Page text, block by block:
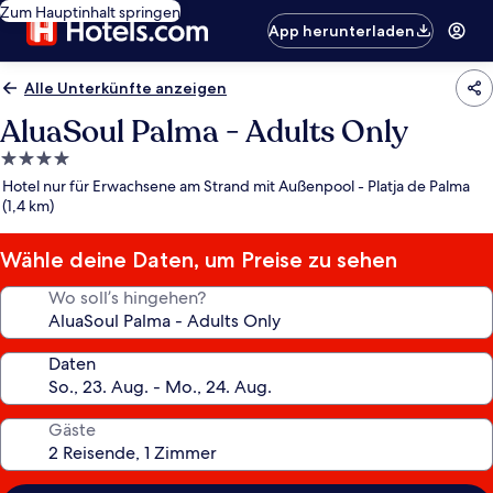
Zum Hauptinhalt springen
App herunterladen
Alle Unterkünfte anzeigen
AluaSoul Palma - Adults Only
4.0-
Sterne-
Unterkunft
Hotel nur für Erwachsene am Strand mit Außenpool - Platja de Palma
(1,4 km)
Wähle deine Daten, um Preise zu sehen
Wo soll’s hingehen?
Daten
Gäste